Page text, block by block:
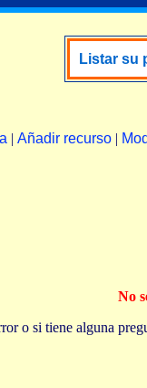
Listar su
| Añadir recurso|
No
o si tiene alguna